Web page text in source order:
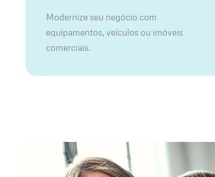
Modernize seu negócio com
equipamentos, veículos ou imóveis
comerciais.